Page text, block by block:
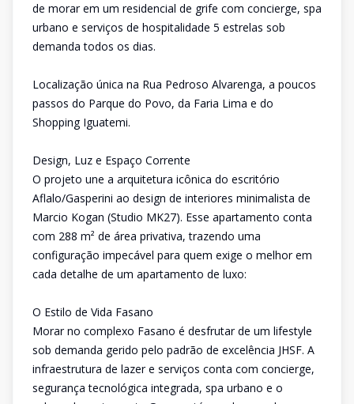
de morar em um residencial de grife com concierge, spa
urbano e serviços de hospitalidade 5 estrelas sob
demanda todos os dias.
Localização única na Rua Pedroso Alvarenga, a poucos
passos do Parque do Povo, da Faria Lima e do
Shopping Iguatemi.
Design, Luz e Espaço Corrente
O projeto une a arquitetura icônica do escritório
Aflalo/Gasperini ao design de interiores minimalista de
Marcio Kogan (Studio MK27). Esse apartamento conta
com 288 m² de área privativa, trazendo uma
configuração impecável para quem exige o melhor em
cada detalhe de um apartamento de luxo:
O Estilo de Vida Fasano
Morar no complexo Fasano é desfrutar de um lifestyle
sob demanda gerido pelo padrão de excelência JHSF. A
infraestrutura de lazer e serviços conta com concierge,
segurança tecnológica integrada, spa urbano e o